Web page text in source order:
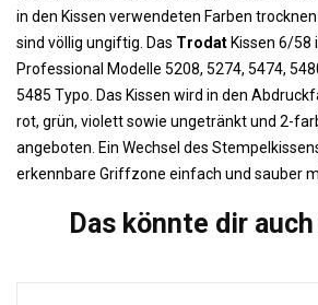
in den Kissen verwendeten Farben
sind völlig ungiftig. Das Trodat Kissen 6/58
Professional Modelle 5208, 5274, 5474,
5485 Typo. Das Kissen wird in den
rot, grün, violett sowie ungetränkt und 2-
angeboten. Ein Wechsel des
erkennbare Griffzone einfach und sauber
Das könnte dir